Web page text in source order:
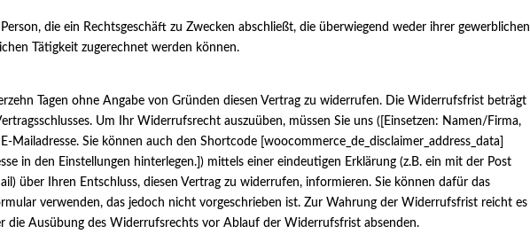
die ein Rechtsgeschäft zu Zwecken abschließt, die überwiegend weder ihrer gewerblichen
Tätigkeit zugerechnet werden können.
Tagen ohne Angabe von Gründen diesen Vertrag zu widerrufen. Die Widerrufsfrist beträgt
Um Ihr Widerrufsrecht auszuüben, müssen Sie uns ([Einsetzen: Namen/Firma,
Mailadresse. Sie können auch den Shortcode [woocommerce_de_disclaimer_address_data]
in den Einstellungen hinterlegen.]) mittels einer eindeutigen Erklärung (z.B. ein mit der Post
über Ihren Entschluss, diesen Vertrag zu widerrufen, informieren. Sie können dafür das
verwenden, das jedoch nicht vorgeschrieben ist. Zur Wahrung der Widerrufsfrist reicht es
die Ausübung des Widerrufsrechts vor Ablauf der Widerrufsfrist absenden.